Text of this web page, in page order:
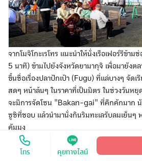
ขึ้นชื่อเรื่องปลาปักเป้า (Fugu) ที่แล่บางๆ จัดเ
สดๆ หน้าล้นๆ ในราคาที่เป็นมิตร ในช่วงวัน
จะมีการจัดโซน "Bakan-gai" ที่คึกคักมาก นั
ซูชิที่ชอบ แล้วนำมานั่งกินริมทะเลรับลมเย็นๆ
คัมมง
👉 แวะกินซูชิสดๆ จากตลาดปลา พร้อมเที่ยวโ
ทัวร์ญี่ปุ่น ฟุกุโอกะ 5 วัน 3 คืน โมจิโกะ เรโทร
สาบคินริน
ค่าเข้าชม:ฟรี
เวลาเปิด-ปิด :จันทร์-เสาร์ 05:00 -
โทร คุยทางไลน์